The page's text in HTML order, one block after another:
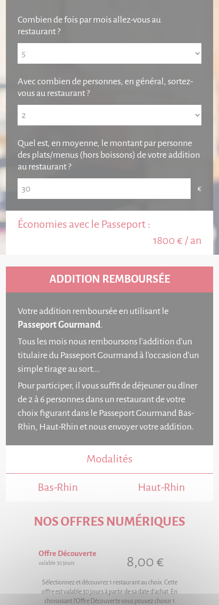
NOS OFFRES NUMÉRIQUES
Offre Découverte
valable 30 jours 8,00 €
Sélectionnez et découvrez 1 restaurant au choix. Cette
offre est valable 30 jours à partir de sa date d’achat. En
choisissant l’Offre Découverte vous pouvez choisir 1
Combien de fois par mois allez-vous au
restaurant ?
Avec combien de personnes, en général, sortez-
vous au restaurant ?
Quel est, en moyenne, le montant parpersonne
des plats/menus (hors boissons) de votre addition
au restaurant ?
Économies avec le Passeport :
1800 € / an
ADDITION REMBOURSÉE
Votre addition remboursée en utilisant le
Passeport Gourmand.
Tous les mois nous remboursons l'addition d'un
titulaire du Passeport Gourmand à l'occasion d'un
simple tirage au sort...
Pour participer, il vous suffit de déjeuner ou dîner
de 2 à 6 personnes dans un restaurant de votre
choix figurant dans le Passeport Gourmand Bas-
Rhin, Haut-Rhin et nous envoyer votre addition.
Modalités
Bas-Rhin Haut-Rhin